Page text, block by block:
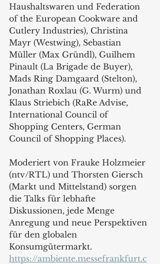
Haushaltswaren und Federation
of the European Cookware and
Cutlery Industries), Christina
Mayr (Westwing), Sebastian
Müller (Max Gründl), Guilhem
Pinault (La Brigade de Buyer),
Mads Ring Damgaard (Stelton),
Jonathan Roxlau (G. Wurm) und
Klaus Striebich (RaRe Advise,
International Council of
Shopping Centers, German
Council of Shopping Places).
Moderiert von Frauke Holzmeier
(ntv/RTL) und Thorsten Giersch
(Markt und Mittelstand) sorgen
die Talks für lebhafte
Diskussionen, jede Menge
Anregung und neue Perspektiven
für den globalen
Konsumgütermarkt.
https://ambiente.messefrankfurt.c